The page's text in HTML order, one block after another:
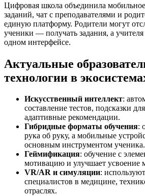
Цифровая школа объединила
заданий, чат с преподавателями и
единую платформу. Родители могут
ученики — получать задания, а
одном интерфейсе.
Актуальные
технологии в
Искусственный интеллект:
составление тестов, подсказки
адаптивные рекомендации.
Гибридные форматы обучения:
рука об руку, а мобильные
основным инструментом ученика.
Геймификация: обучение с
мотивацию и улучшает усвоение
VR/AR и симуляции:
специалистов в медицине,
отраслях.